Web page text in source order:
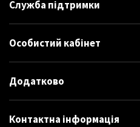
Служба підтримки
Особистий кабінет
Додатково
Контактна інформація